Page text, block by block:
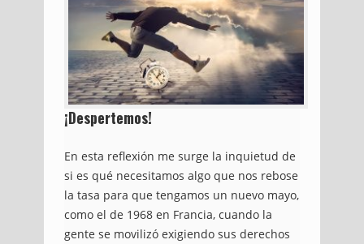
¡Despertemos!
En esta reflexión me surge la inquietud de
si es qué necesitamos algo que nos rebose
la tasa para que tengamos un nuevo mayo,
como el de 1968 en Francia, cuando la
gente se movilizó exigiendo sus derechos